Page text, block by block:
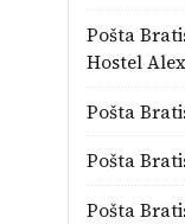
Pošta
Hostel Alex
Pošta
Pošta
Pošta